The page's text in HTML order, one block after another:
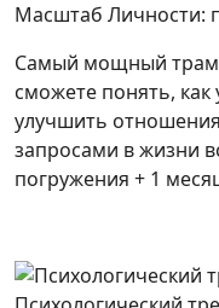
Масштаб Личности:
Самый мощный
сможете понять,
улучшить
запросами в жизни
погружения + 1